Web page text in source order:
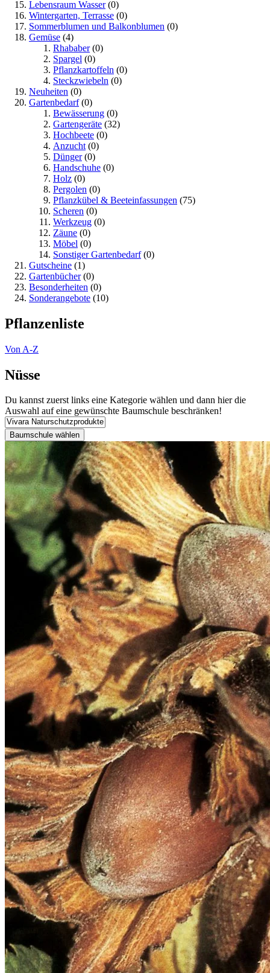
Lebensraum Wasser(0)
Wintergarten, Terrasse (0)
Sommerblumen und Balkonblumen (0)
Gemüse (4)
Rhababer(0)
Spargel (0)
Pflanzkartoffeln (0)
Steckzwiebeln (0)
Neuheiten (0)
Gartenbedarf(0)
Bewässerung (0)
Gartengeräte (32)
Hochbeete (0)
Anzucht (0)
Dünger(0)
Handschuhe (0)
Holz (0)
Pergolen (0)
Pflanzkübel & Beeteinfassungen (75)
Scheren (0)
Werkzeug (0)
Zäune (0)
Möbel (0)
Sonstiger Gartenbedarf(0)
Gutscheine (1)
Gartenbücher(0)
Besonderheiten (0)
Sonderangebote (10)
Pflanzenliste
Von A-Z
Nüsse
Du kannst zuerst links eine Kategorie wählen und dann hier die
Auswahl auf eine gewünschte Baumschule beschränken!